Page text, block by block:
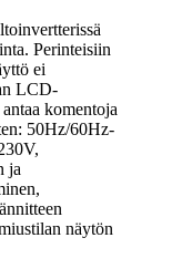
Perinteisiin
ei
LCD-
komentoja
50Hz/60Hz-
ja
näytön